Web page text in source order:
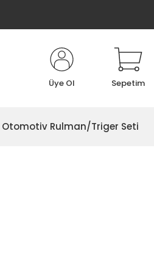
Üye Ol Sepetim
Otomotiv Rulman/Triger Seti